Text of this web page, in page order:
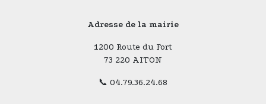
Adresse de la mairie
1200 Route du Fort
73 220 AITON
📞 04.79.36.24.68